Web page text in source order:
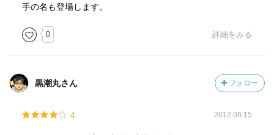
手の名も登場します。
0 詳細をみる
黒潮丸さん フォロー
4 2012.06.15